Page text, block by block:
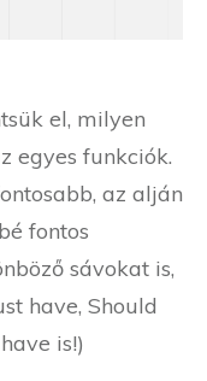
el, milyen
egyes funkciók.
az alján
fontos
sávokat is,
have, Should
is!)